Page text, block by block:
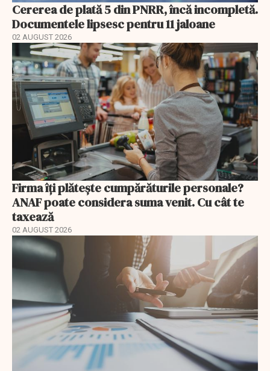
Cererea de plată 5 din PNRR, încă incompletă.
Documentele lipsesc pentru 11 jaloane
02 AUGUST 2026
Firma îți plătește cumpărăturile personale?
ANAF poate considera suma venit. Cu cât te
taxează
02 AUGUST 2026